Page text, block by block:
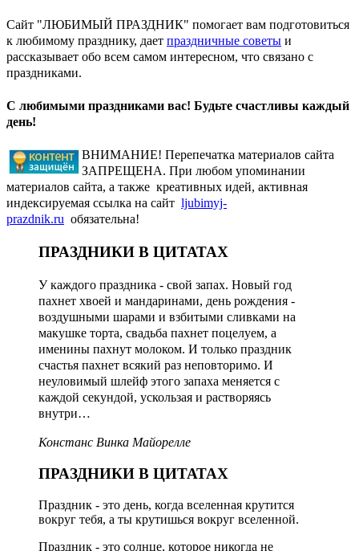
Сайт "ЛЮБИМЫЙ ПРАЗДНИК" помогает вам подготовиться
к любимому празднику, дает праздничные советы и
рассказывает обо всем самом интересном, что связано с
праздниками.
С любимыми праздниками вас! Будьте счастливы каждый
день!
ВНИМАНИЕ! Перепечатка материалов сайта
ЗАПРЕЩЕНА. При любом упоминании
материалов сайта, а также креативных идей, активная
индексируемая ссылка на сайт ljubimyj-
prazdnik.ru обязательна!
ПРАЗДНИКИ В ЦИТАТАХ
У каждого праздника - свой запах. Новый год
пахнет хвоей и мандаринами, день рождения -
воздушными шарами и взбитыми сливками на
макушке торта, свадьба пахнет поцелуем, а
именины пахнут молоком. И только праздник
счастья пахнет всякий раз неповторимо. И
неуловимый шлейф этого запаха меняется с
каждой секундой, ускользая и растворяясь
внутри…
Констанс Винка Майорелле
ПРАЗДНИКИ В ЦИТАТАХ
Праздник - это день, когда вселенная крутится
вокруг тебя, а ты крутишься вокруг вселенной.
Праздник - это солнце, которое никогда не